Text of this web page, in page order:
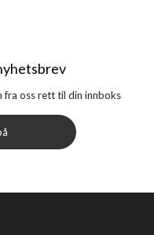
fra oss rett til din innboks